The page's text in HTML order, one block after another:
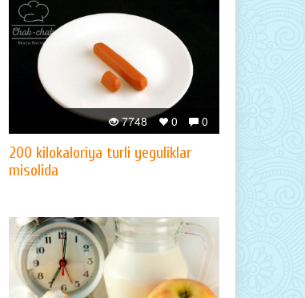
0
0
7748
200 kilokaloriya turli yeguliklar
misolida